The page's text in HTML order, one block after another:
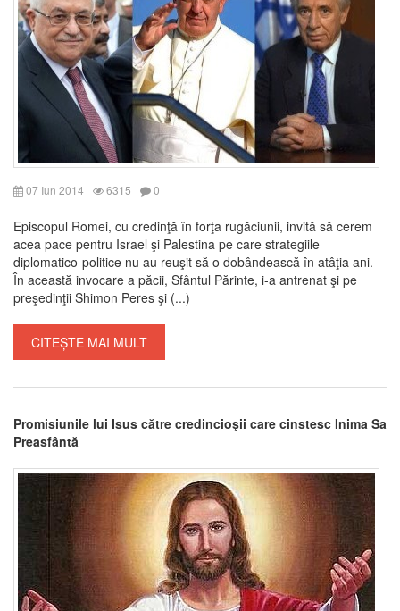
07 Iun 2014 6315 0
Episcopul Romei, cu credinţă în forţa rugăciunii, invită să cerem
acea pace pentru Israel şi Palestina pe care strategiile
diplomatico-politice nu au reuşit să o dobândească în atâţia ani.
În această invocare a păcii, Sfântul Părinte, i-a antrenat şi pe
preşedinţii Shimon Peres şi (...)
CITEȘTE MAI MULT
Promisiunile lui Isus către credincioşii care cinstesc Inima Sa
Preasfântă